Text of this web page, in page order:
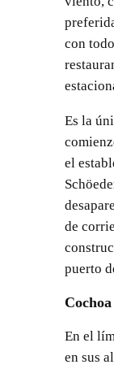
con
Es la
el
de
puerto
Cochoa
En el
en sus